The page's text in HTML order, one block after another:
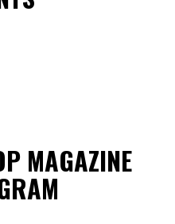
MAGAZINE